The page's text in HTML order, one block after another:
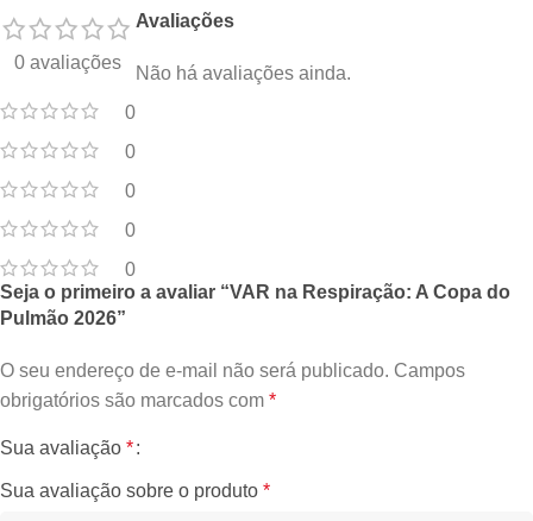
0 avaliações
0
0
0
0
0
Avaliações
Não há avaliações ainda.
Seja o primeiro a avaliar “VAR na Respiração: A Copa do
Pulmão 2026”
O seu endereço de e-mail não será publicado. Campos
obrigatórios são marcados com *
Sua avaliação *
Sua avaliação sobre o produto *